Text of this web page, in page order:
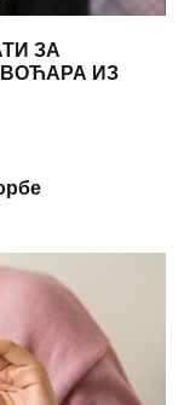
ЗА
ВОЋАРА ИЗ